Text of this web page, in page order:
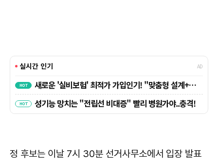
정 후보는 이날 7시 30분 선거사무소에서 입장 발표